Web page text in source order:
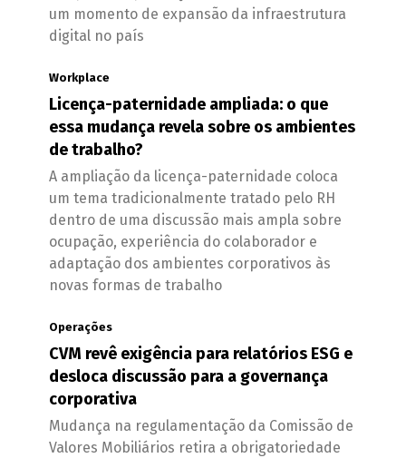
um momento de expansão da infraestrutura
digital no país
Workplace
Licença-paternidade ampliada: o que
essa mudança revela sobre os ambientes
de trabalho?
A ampliação da licença-paternidade coloca
um tema tradicionalmente tratado pelo RH
dentro de uma discussão mais ampla sobre
ocupação, experiência do colaborador e
adaptação dos ambientes corporativos às
novas formas de trabalho
Operações
CVM revê exigência para relatórios ESG e
desloca discussão para a governança
corporativa
Mudança na regulamentação da Comissão de
Valores Mobiliários retira a obrigatoriedade